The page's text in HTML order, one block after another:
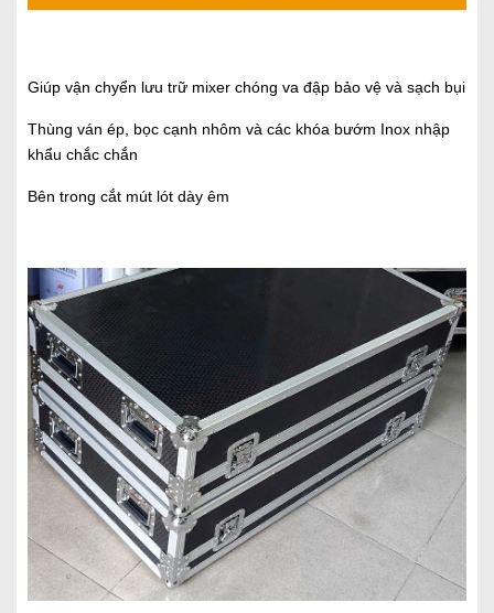
Giúp vận chyển lưu trữ mixer chóng va đập bảo vệ và sạch bụi
Thùng ván ép, bọc cạnh nhôm và các khóa bướm Inox nhập
khẩu chắc chắn
Bên trong cắt mút lót dày êm